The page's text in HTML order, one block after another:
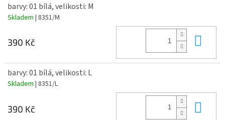
barvy: 01 bílá, velikosti: M
Skladem | 8351/M
390 Kč
barvy: 01 bílá, velikosti: L
Skladem | 8351/L
390 Kč